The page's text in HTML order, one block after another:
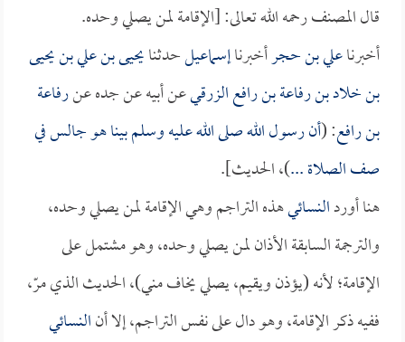
قال المصنف رحمه الله تعالى: [الإقامة لمن يصلي وحده.
أخبرناعلي بن حجرأخبرناإسماعيلحدثنايحيى بن علي بن يحيى
بن خلاد بن رفاعة بن رافع الزرقيعن أبيه عن جده عنرفاعة
بن رافع: (أن رسول الله صلى الله عليه وسلم بينا هو جالس في
صف الصلاة ...)، الحديث].
هنا أوردالنسائيهذه التراجم وهي الإقامة لمن يصلي وحده،
والترجمة السابقة الأذان لمن يصلي وحده، وهو مشتمل على
الإقامة؛ لأنه (يؤذن ويقيم، يصلي يخاف مني)، الحديث الذي مرّ،
ففيه ذكر الإقامة، وهو دال على نفس التراجم، إلا أنالنسائي